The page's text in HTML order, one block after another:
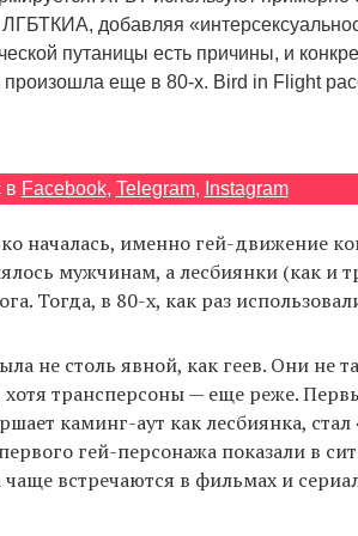
добавляя
путаницы есть причины, и
еще в 80-х. Bird in Flight
в Facebook, Telegram, Instagram
началась, именно гей-движение
мужчинам, а лесбиянки (как и
Тогда, в 80-х, как раз
не столь явной, как геев. Они не
трансперсоны — еще реже.
каминг-аут как лесбиянка,
гей-персонажа показали в
встречаются в фильмах и